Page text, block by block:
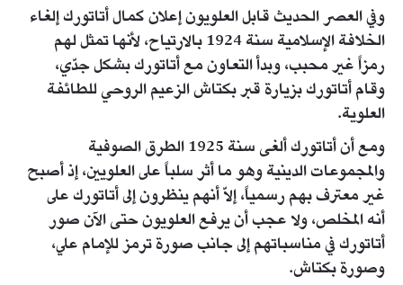
وفي العصر الحديث قابل العلويون إعلان كمال أتاتورك إلغاء
الخلافة الإسلامية سنة 1924 بالارتياح، لأنها تمثل لهم
رمزاً غير محبب، وبدأ التعاون مع أتاتورك بشكل جدّي،
وقام أتاتورك بزيارة قبر بكتاش الزعيم الروحي للطائفة
العلوية.
ومع أن أتاتورك ألغى سنة 1925 الطرق الصوفية
والمجموعات الدينية وهو ما أثر سلباً على العلويين، إذ أصبح
غير معترف بهم رسمياً، إلاّ أنهم ينظرون إلى أتاتورك على
أنه المخلص، ولا عجب أن يرفع العلويون حتى الآن صور
أتاتورك في مناسباتهم إلى جانب صورة ترمز للإمام علي،
وصورة بكتاش.